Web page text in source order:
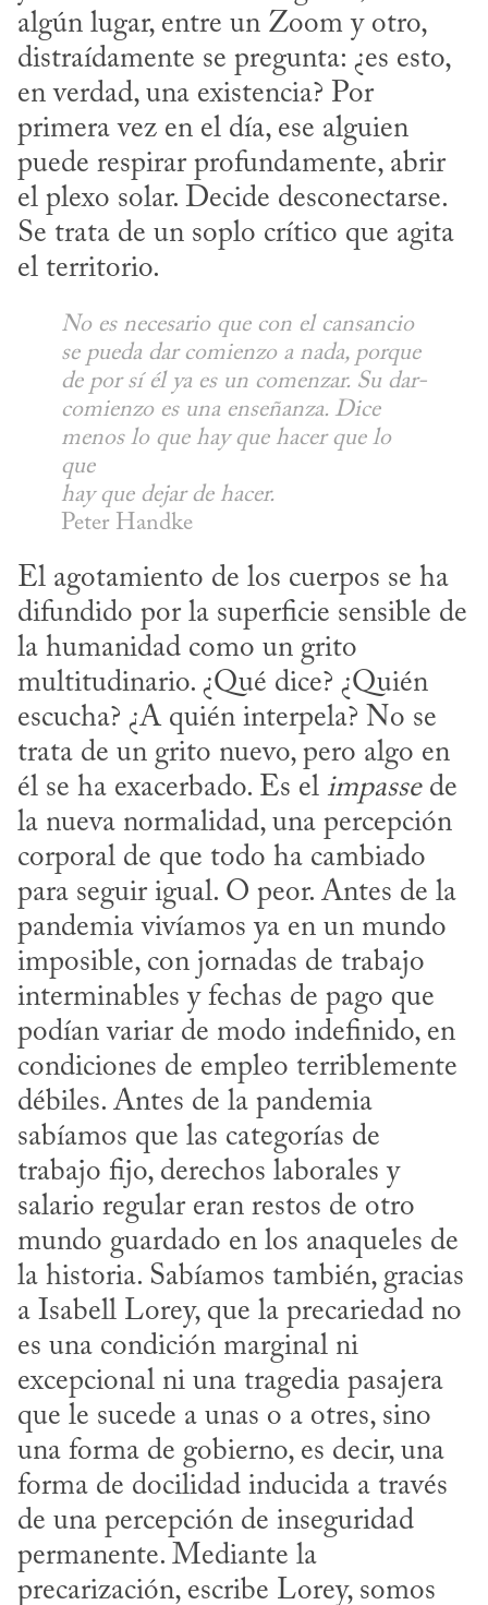
algún lugar, entre un Zoom y otro,
distraídamente se pregunta: ¿es esto,
en verdad, una existencia? Por
primera vez en el día, ese alguien
puede respirar profundamente, abrir
el plexo solar. Decide desconectarse.
Se trata de un soplo crítico que agita
el territorio.
No es necesario que con el cansancio
se pueda dar comienzo a nada, porque
de por sí él ya es un comenzar. Su dar-
comienzo es una enseñanza. Dice
menos lo que hay que hacer que lo
que
hay que dejar de hacer.
Peter Handke
El agotamiento de los cuerpos se ha
difundido por la superficie sensible de
la humanidad como un grito
multitudinario. ¿Qué dice? ¿Quién
escucha? ¿A quién interpela? No se
trata de un grito nuevo, pero algo en
él se ha exacerbado. Es el impasse de
la nueva normalidad, una percepción
corporal de que todo ha cambiado
para seguir igual. O peor. Antes de la
pandemia vivíamos ya en un mundo
imposible, con jornadas de trabajo
interminables y fechas de pago que
podían variar de modo indefinido, en
condiciones de empleo terriblemente
débiles. Antes de la pandemia
sabíamos que las categorías de
trabajo fijo, derechos laborales y
salario regular eran restos de otro
mundo guardado en los anaqueles de
la historia. Sabíamos también, gracias
a Isabell Lorey, que la precariedad no
es una condición marginal ni
excepcional ni una tragedia pasajera
que le sucede a unas o a otres, sino
una forma de gobierno, es decir, una
forma de docilidad inducida a través
de una percepción de inseguridad
permanente. Mediante la
precarización, escribe Lorey, somos